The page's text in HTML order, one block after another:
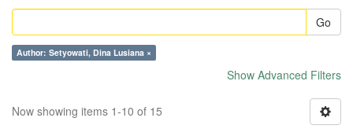
Go
Author: Setyowati, Dina Lusiana ×
Show Advanced Filters
Now showing items 1-10 of 15